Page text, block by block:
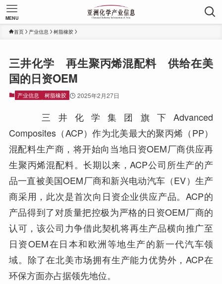
MENU
首页 产业信息 树脂橡胶
三井化学 再生聚丙烯混配料 供给在美
国的日资OEM
产业信息 树脂橡胶 2025年2月27日
三井化学集团旗下Advanced
Composites（ACP）作为北美最大的聚丙烯（PP）
混配料生产商，将开始向当地日资OEM厂商供应再
生聚丙烯混配料。长期以来，ACP公司所生产的产
品一直被美国OEM厂商和新兴电动汽车（EV）生产
商采用，此次是首次向日资企业供应产品。ACP的
产品得到了对质量把控极为严格的日资OEM厂商的
认可，该公司力争借此契机将再生产品横向推广至
日资OEM在日本和欧洲等地生产的新一代汽车领
域。除了在北美市场拥有生产能力优势外，ACP在
环保方面亦占据领先地位。